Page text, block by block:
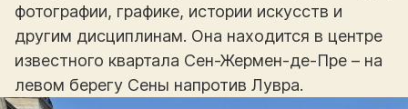
фотографии, графике, истории искусств и
другим дисциплинам. Она находится в центре
известного квартала Сен-Жермен-де-Пре – на
левом берегу Сены напротив Лувра.